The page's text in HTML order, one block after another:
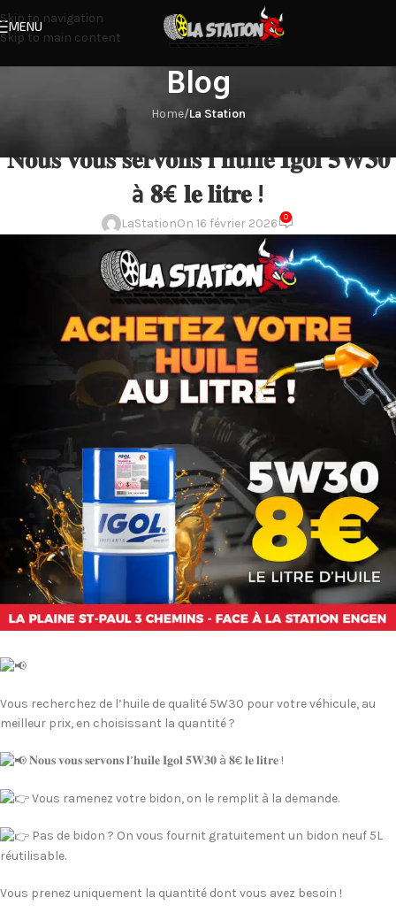
Skip to navigation
Skip to main content
MENU
Blog
Home/La Station
𝐍𝐨𝐮𝐬 𝐯𝐨𝐮𝐬 𝐬𝐞𝐫𝐯𝐨𝐧𝐬 𝐥’𝐡𝐮𝐢𝐥𝐞 𝐈𝐠𝐨𝐥 𝟓𝐖𝟑𝟎
à 𝟖€ 𝐥𝐞 𝐥𝐢𝐭𝐫𝐞 !
LaStationOn 16 février 2026 0
Vous recherchez de l’huile de qualité 5W30 pour votre véhicule, au
meilleur prix, en choisissant la quantité ?
𝐍𝐨𝐮𝐬 𝐯𝐨𝐮𝐬 𝐬𝐞𝐫𝐯𝐨𝐧𝐬 𝐥’𝐡𝐮𝐢𝐥𝐞 𝐈𝐠𝐨𝐥 𝟓𝐖𝟑𝟎 à 𝟖€ 𝐥𝐞 𝐥𝐢𝐭𝐫𝐞 !
Vous ramenez votre bidon, on le remplit à la demande.
Pas de bidon ? On vous fournit gratuitement un bidon neuf 5L
réutilisable.
Vous prenez uniquement la quantité dont vous avez besoin !